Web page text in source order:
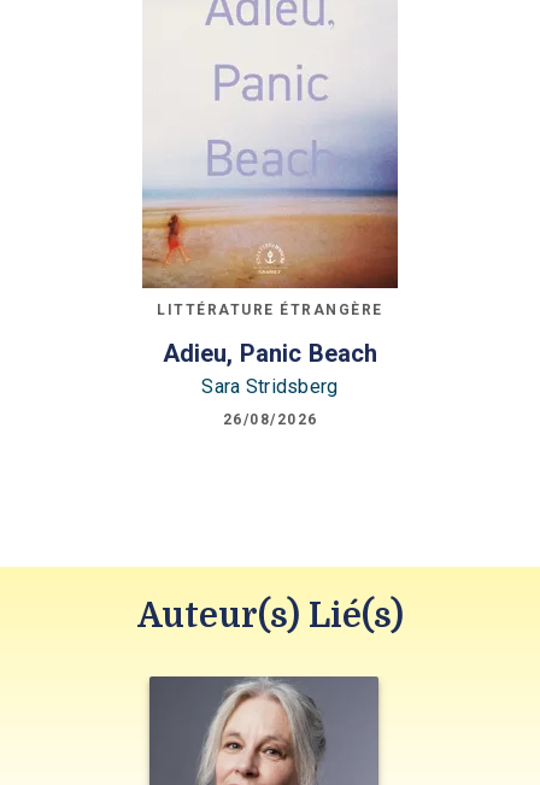
LITTÉRATURE ÉTRANGÈRE
Adieu, Panic Beach
Sara Stridsberg
26/08/2026
Auteur(s) Lié(s)